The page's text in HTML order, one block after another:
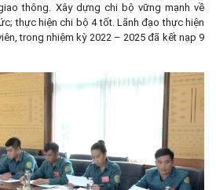
thông. Xây dựng chi bộ vững mạnh về
thực hiện chi bộ 4 tốt. Lãnh đạo thực hiện
trong nhiệm kỳ 2022 – 2025 đã kết nạp 9